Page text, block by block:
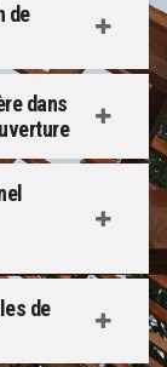
de
dans
de